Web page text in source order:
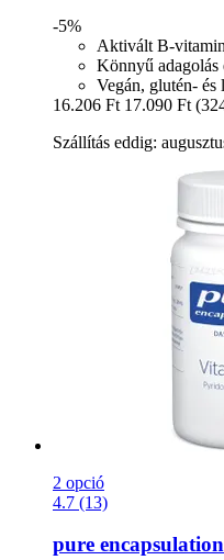
-5%
Aktivált B-
Könnyű adagolás
Vegán, glutén- és
16.206 Ft 17.090 Ft
Szállítás eddig:
2 opció
4.7 (13)
pure